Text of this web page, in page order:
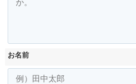
お名前